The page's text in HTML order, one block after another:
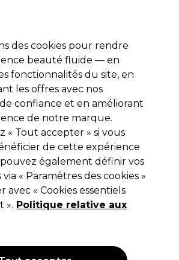
Se connecter
Coiffure Electro et Matériel
Livraison et délais
lire la suite
by Fama Wondher Like
de Shampooing Sec
des cookies pour rendre
beauté fluide — en
fonctionnalités du site, en
les offres avec nos
confiance et en améliorant
de notre marque.
« Tout accepter » si vous
de cette expérience
également définir vos
« Paramètres des cookies »
avec « Cookies essentiels
». Politique relative aux